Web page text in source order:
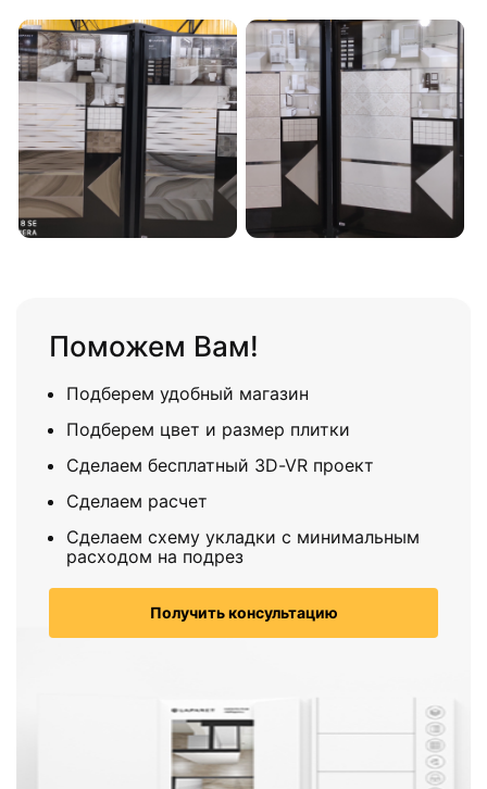
Поможем Вам!
Подберем удобный магазин
Подберем цвет и размер плитки
Сделаем бесплатный 3D-VR проект
Сделаем расчет
Сделаем схему укладки с минимальным
расходом на подрез
Получить консультацию